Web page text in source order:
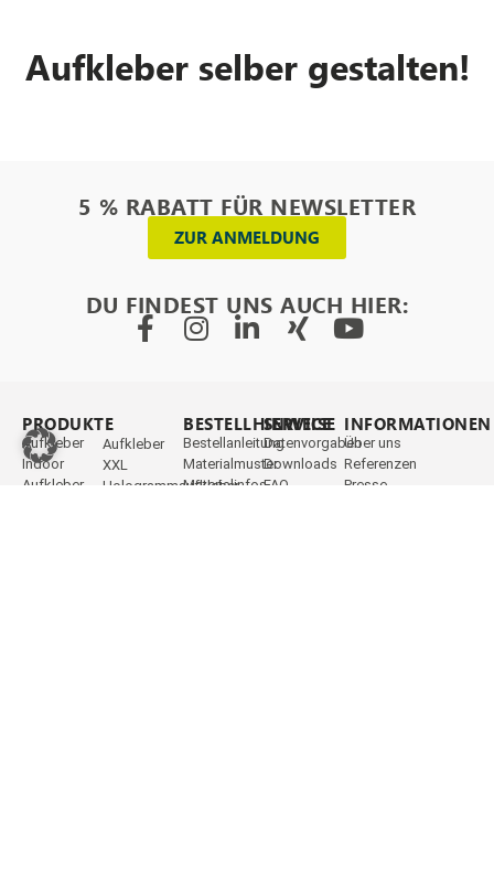
Aufkleber selber gestalten!
5 % RABATT FÜR NEWSLETTER
ZUR ANMELDUNG
DU FINDEST UNS AUCH HIER:
PRODUKTE
Aufkleber
Indoor
Aufkleber
_
Aufkleber
XXL
Hologrammaufkleber
BESTELLHINWEISE
Bestellanleitung
Materialmuster
Materialinfos
SERVICE
Datenvorgaben
Downloads
FAQ
INFORMATIONEN
Über uns
Referenzen
Presse